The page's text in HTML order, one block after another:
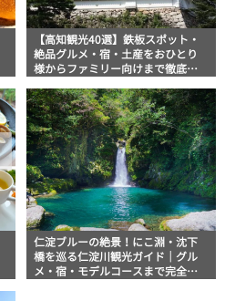
【高知観光40選】鉄板スポット・
絶品グルメ・宿・土産をおひとり
様からファミリー向けまで徹底解
仁淀ブルーの絶景！にこ淵・沈下
橋を巡る仁淀川観光ガイド｜グル
メ・宿・モデルコースまで完全網